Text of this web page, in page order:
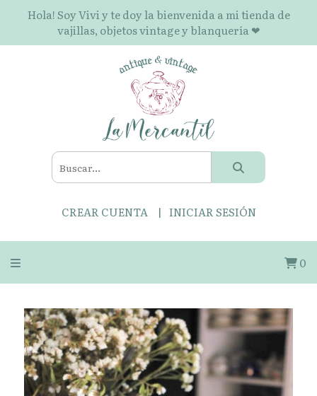
Hola! Soy Vivi y te doy la bienvenida a mi tienda de
vajillas, objetos vintage y blanquería ❤
CREAR CUENTA INICIAR SESIÓN
0